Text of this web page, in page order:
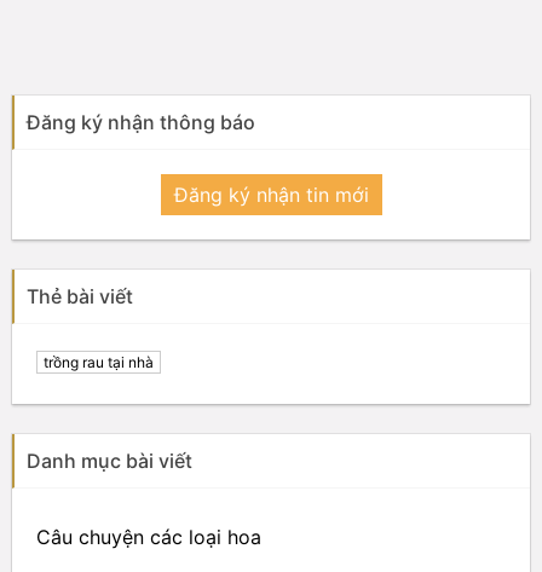
Đăng ký nhận thông báo
Đăng ký nhận tin mới
Thẻ bài viết
trồng rau tại nhà
Danh mục bài viết
Câu chuyện các loại hoa